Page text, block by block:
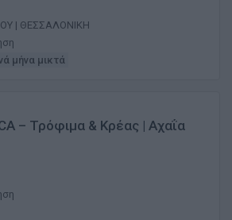
| ΘΕΣΣΑΛΟΝΙΚΗ
μήνα μικτά
– Τρόφιμα & Κρέας | Αχαΐα